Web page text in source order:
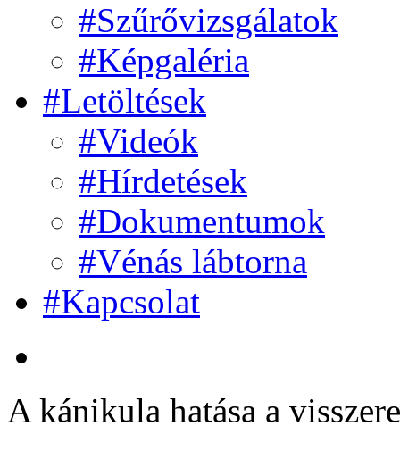
#Szűrővizsgálatok
#Képgaléria
#Letöltések
#Videók
#Hírdetések
#Dokumentumok
#Vénás lábtorna
#Kapcsolat
A kánikula hatása a